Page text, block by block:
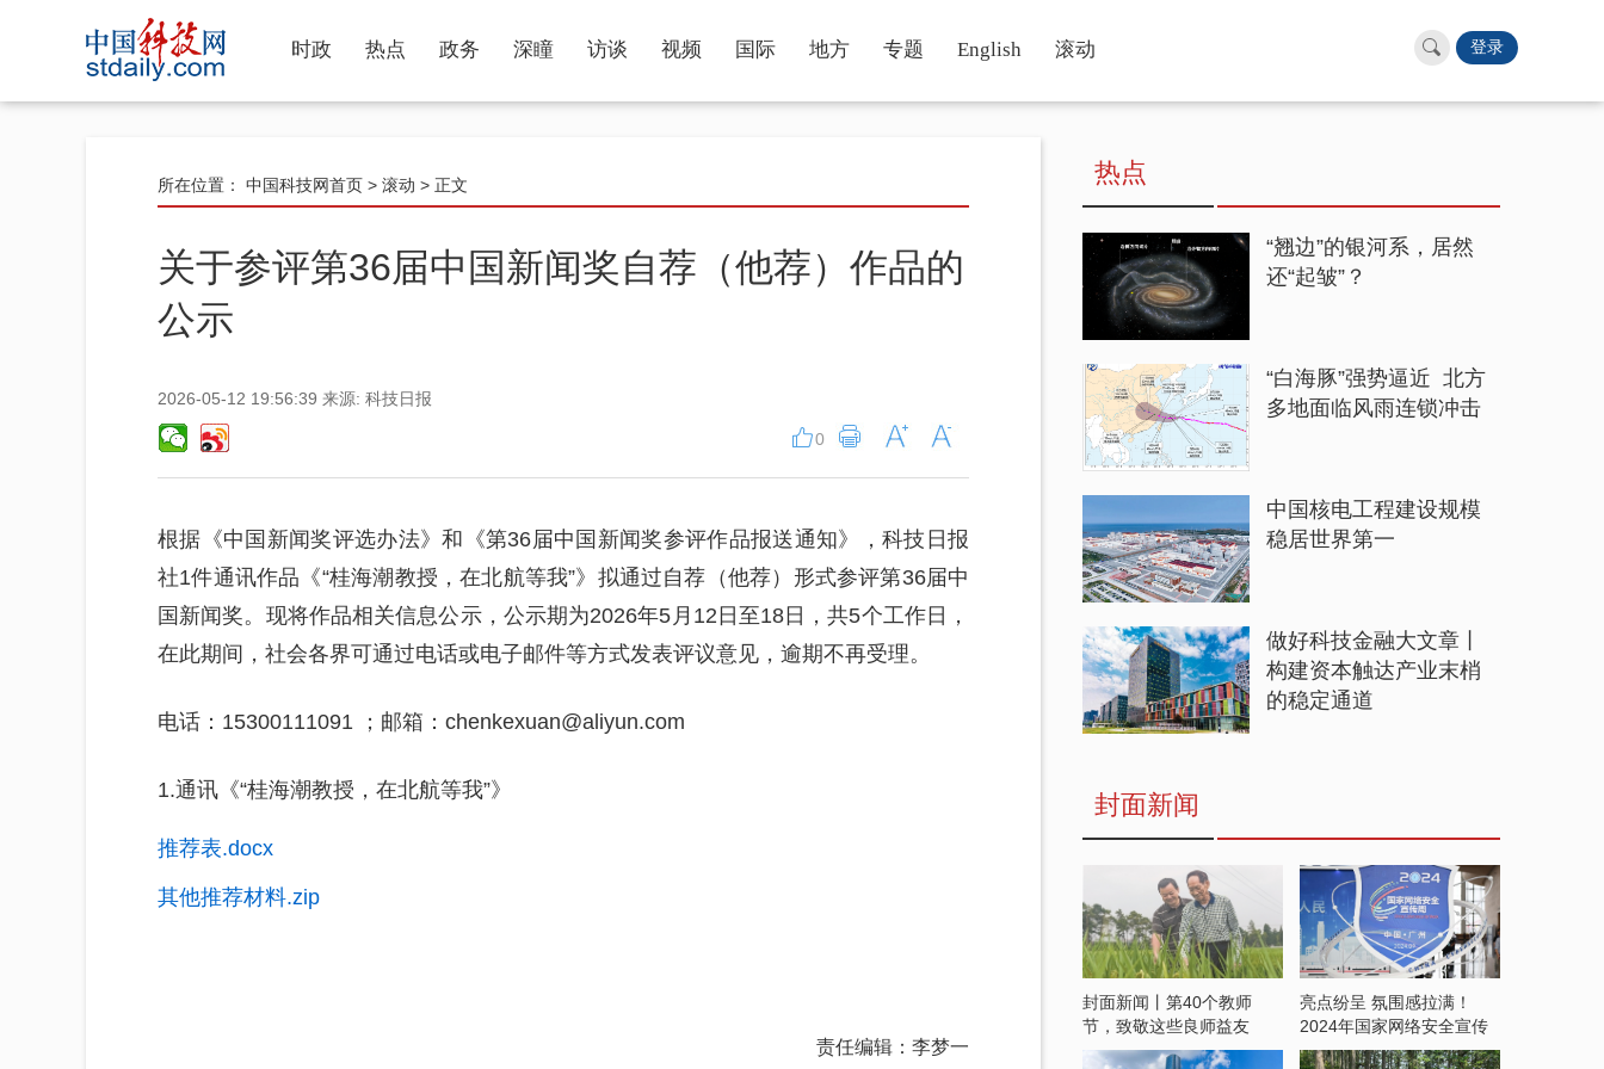
时政 热点 政务 深瞳 访谈 视频 国际 地方 专题 English 滚动 登录
所在位置： 中国科技网首页 > 滚动 > 正文
关于参评第36届中国新闻奖自荐（他荐）作品的
公示
2026-05-12 19:56:39 来源: 科技日报
0
根据《中国新闻奖评选办法》和《第36届中国新闻奖参评作品报送通知》，科技日报
社1件通讯作品《“桂海潮教授，在北航等我”》拟通过自荐（他荐）形式参评第36届中
国新闻奖。现将作品相关信息公示，公示期为2026年5月12日至18日，共5个工作日，
在此期间，社会各界可通过电话或电子邮件等方式发表评议意见，逾期不再受理。
电话：15300111091 ；邮箱：chenkexuan@aliyun.com
1.通讯《“桂海潮教授，在北航等我”》
推荐表.docx
其他推荐材料.zip
责任编辑：李梦一
热点
“翘边”的银河系，居然
还“起皱”？
“白海豚”强势逼近 北方
多地面临风雨连锁冲击
中国核电工程建设规模
稳居世界第一
做好科技金融大文章丨
构建资本触达产业末梢
的稳定通道
封面新闻
封面新闻丨第40个教师
节，致敬这些良师益友
亮点纷呈 氛围感拉满！
2024年国家网络安全宣传
周开启